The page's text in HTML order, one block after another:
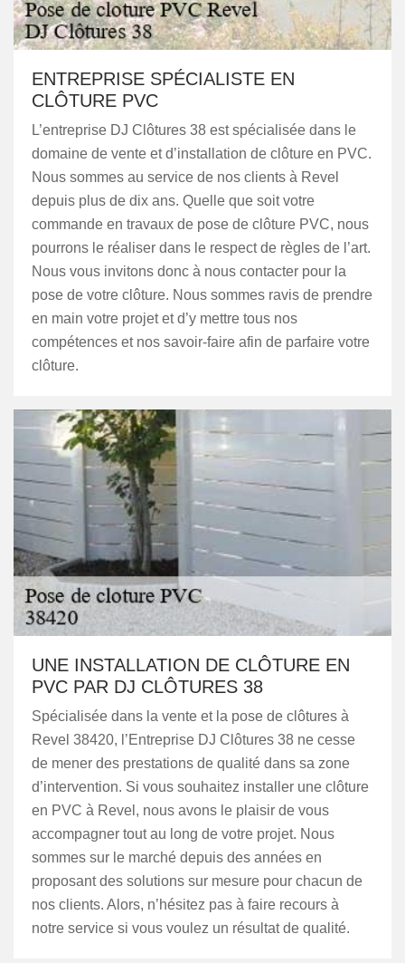
ENTREPRISE SPÉCIALISTE EN
CLÔTURE PVC
L’entreprise DJ Clôtures 38 est spécialisée dans le
domaine de vente et d’installation de clôture en PVC.
Nous sommes au service de nos clients à Revel
depuis plus de dix ans. Quelle que soit votre
commande en travaux de pose de clôture PVC, nous
pourrons le réaliser dans le respect de règles de l’art.
Nous vous invitons donc à nous contacter pour la
pose de votre clôture. Nous sommes ravis de prendre
en main votre projet et d’y mettre tous nos
compétences et nos savoir-faire afin de parfaire votre
clôture.
UNE INSTALLATION DE CLÔTURE EN
PVC PAR DJ CLÔTURES 38
Spécialisée dans la vente et la pose de clôtures à
Revel 38420, l’Entreprise DJ Clôtures 38 ne cesse
de mener des prestations de qualité dans sa zone
d’intervention. Si vous souhaitez installer une clôture
en PVC à Revel, nous avons le plaisir de vous
accompagner tout au long de votre projet. Nous
sommes sur le marché depuis des années en
proposant des solutions sur mesure pour chacun de
nos clients. Alors, n’hésitez pas à faire recours à
notre service si vous voulez un résultat de qualité.